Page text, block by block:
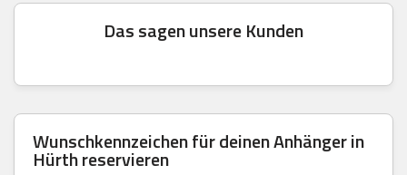
Das sagen unsere Kunden
Wunschkennzeichen für deinen Anhänger in
Hürth reservieren